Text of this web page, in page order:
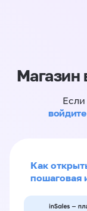
Магазин
Если
Как
пошаговая